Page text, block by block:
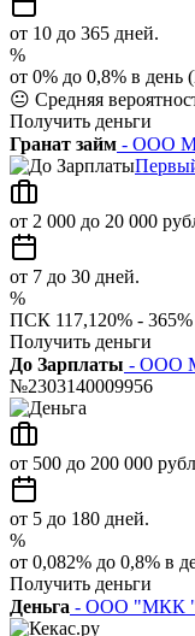
от 10 до 365 дней.
%
от 0% до 0,8% в
😐 Средняя
Получить деньги
Гранат займ - ООО
от 2 000 до 20 000
от 7 до 30 дней.
%
ПСК 117,120% - 365%
Получить деньги
До Зарплаты - ООО
№2303140009956
от 500 до 200 000
от 5 до 180 дней.
%
от 0,082% до 0,8% в
Получить деньги
Деньга - ООО "МКК